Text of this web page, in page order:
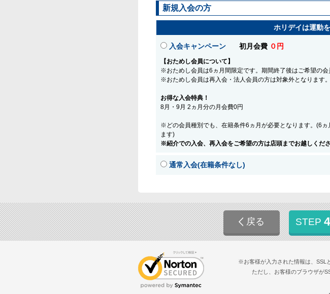
新規入会の方
ホリデイは運動
入会キャンペーン 初月会費 ０円
【おためし会員について】
※おためし会員は6ヵ月間限定です。期間終了後はご希望の会
※おためし会員は再入会・法人会員の方は対象外となります。
お得な入会特典！
8月・9月 2ヵ月分の月会費0円
※どの会員種別でも、在籍条件6ヵ月が必要となります。(6
ます)
※紹介での入会、再入会をご希望の方は店頭までお越しくださ
通常入会(在籍条件なし)
戻る STEP 4
※お客様が入力された情報は、SSL
ただし、お客様のブラウザが